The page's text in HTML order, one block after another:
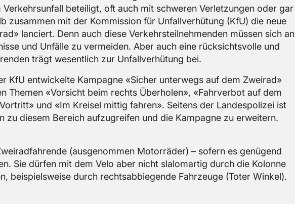
be­tei­ligt, oft auch mit schwe­ren Ver­let­zun­gen oder gar
zu­sam­men mit der Kom­mis­si­on für Un­fall­ver­hü­tung (KfU) die neue
lan­ciert. Denn auch diese Ver­kehrs­teil­neh­men­den müs­sen sich an
und Un­fäl­le zu ver­mei­den. Aber auch eine rück­sichts­vol­le und
trägt we­sent­lich zur Un­fall­ver­hü­tung bei.
KfU ent­wi­ckel­te Kam­pa­gne «Si­cher un­ter­wegs auf dem Zwei­rad»
The­men «Vor­sicht beim rechts Über­ho­len», «Fahr­ver­bot auf dem
und «Im Krei­sel mit­tig fah­ren». Sei­tens der Lan­des­po­li­zei ist
zu die­sem Be­reich auf­zu­grei­fen und die Kam­pa­gne zu er­wei­tern.
(aus­ge­nom­men Mo­tor­rä­der) – so­fern es ge­nü­gend
Sie dür­fen mit dem Velo aber nicht sla­lo­m­ar­tig durch die Ko­lon­ne
bei­spiels­wei­se durch rechts­ab­bie­gen­de Fahr­zeu­ge (Toter Win­kel).